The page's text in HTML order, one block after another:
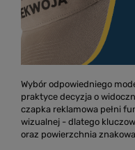
Wybór odpowiedniego
praktyce decyzja o
czapka reklamowa pełni
wizualnej - dlatego
oraz powierzchnia